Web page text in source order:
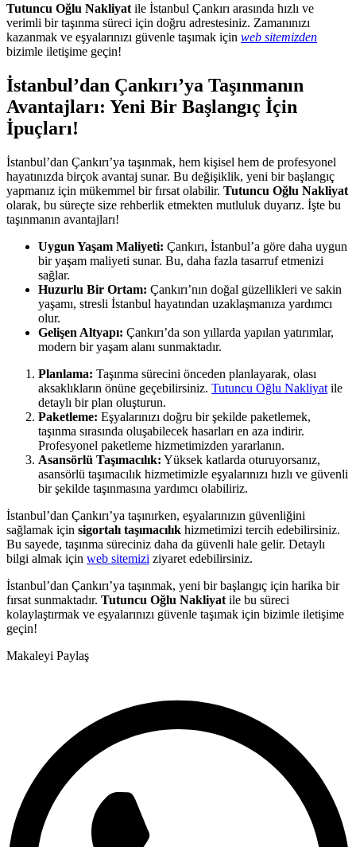
Tutuncu Oğlu Nakliyat ile İstanbul Çankırı arasında hızlı ve
verimli bir taşınma süreci için doğru adrestesiniz. Zamanınızı
kazanmak ve eşyalarınızı güvenle taşımak için web sitemizden
bizimle iletişime geçin!
İstanbul’dan Çankırı’ya Taşınmanın
Avantajları: Yeni Bir Başlangıç İçin
İpuçları!
İstanbul’dan Çankırı’ya taşınmak, hem kişisel hem de profesyonel
hayatınızda birçok avantaj sunar. Bu değişiklik, yeni bir başlangıç
yapmanız için mükemmel bir fırsat olabilir. Tutuncu Oğlu Nakliyat
olarak, bu süreçte size rehberlik etmekten mutluluk duyarız. İşte bu
taşınmanın avantajları!
Uygun Yaşam Maliyeti: Çankırı, İstanbul’a göre daha uygun
bir yaşam maliyeti sunar. Bu, daha fazla tasarruf etmenizi
sağlar.
Huzurlu Bir Ortam: Çankırı’nın doğal güzellikleri ve sakin
yaşamı, stresli İstanbul hayatından uzaklaşmanıza yardımcı
olur.
Gelişen Altyapı: Çankırı’da son yıllarda yapılan yatırımlar,
modern bir yaşam alanı sunmaktadır.
Planlama: Taşınma sürecini önceden planlayarak, olası
aksaklıkların önüne geçebilirsiniz. Tutuncu Oğlu Nakliyat ile
detaylı bir plan oluşturun.
Paketleme: Eşyalarınızı doğru bir şekilde paketlemek,
taşınma sırasında oluşabilecek hasarları en aza indirir.
Profesyonel paketleme hizmetimizden yararlanın.
Asansörlü Taşımacılık: Yüksek katlarda oturuyorsanız,
asansörlü taşımacılık hizmetimizle eşyalarınızı hızlı ve güvenli
bir şekilde taşınmasına yardımcı olabiliriz.
İstanbul’dan Çankırı’ya taşınırken, eşyalarınızın güvenliğini
sağlamak için sigortalı taşımacılık hizmetimizi tercih edebilirsiniz.
Bu sayede, taşınma süreciniz daha da güvenli hale gelir. Detaylı
bilgi almak için web sitemizi ziyaret edebilirsiniz.
İstanbul’dan Çankırı’ya taşınmak, yeni bir başlangıç için harika bir
fırsat sunmaktadır. Tutuncu Oğlu Nakliyat ile bu süreci
kolaylaştırmak ve eşyalarınızı güvenle taşımak için bizimle iletişime
geçin!
Makaleyi Paylaş